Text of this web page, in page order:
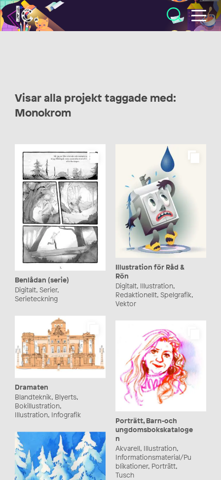
Illustratörcentrum
Visar alla projekt taggade med:
Monokrom
Benlådan (serie)
Digitalt, Serier,
Serieteckning
Illustration för Råd &
Rön
Digitalt, Illustration,
Redaktionellt, Spelgrafik,
Vektor
Dramaten
Blandteknik, Blyerts,
Bokillustration,
Illustration, Infografik
Porträtt, Barn-och
ungdomsbokskataloge
n
Akvarell, Illustration,
Informationsmaterial/Pu
blikationer, Porträtt,
Tusch